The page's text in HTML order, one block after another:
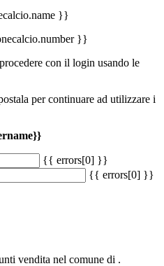
}}
}}
con il login usando le
per continuare ad utilizzare i
{{ errors[0] }}
{{ errors[0] }}
vendita nel comune di .